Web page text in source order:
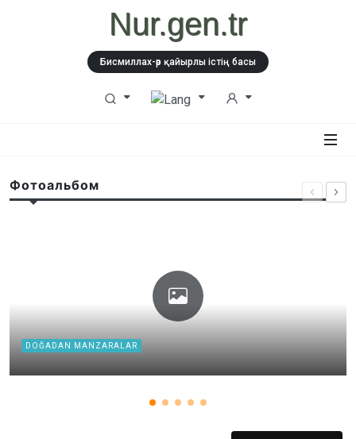
Nur.gen.tr
Бисмиллах-әр қайырлы істің басы
Фотоальбом
DOĞADAN MANZARALAR